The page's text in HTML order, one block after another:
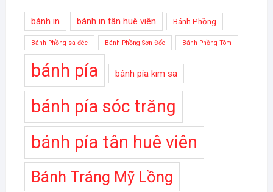
bánh in bánh in tân huê viên Bánh Phồng
Bánh Phồng sa đéc Bánh Phồng Sơn Đốc Bánh Phồng Tôm
bánh pía bánh pía kim sa
bánh pía sóc trăng
bánh pía tân huê viên
Bánh Tráng Mỹ Lồng